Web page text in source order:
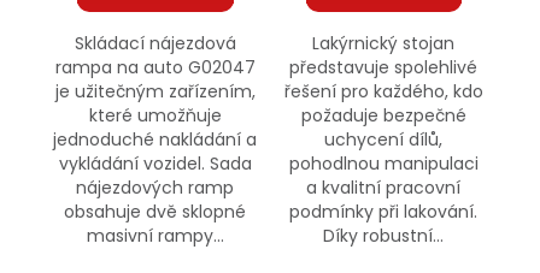
Skládací nájezdová
rampa na auto G02047
je užitečným zařízením,
které umožňuje
jednoduché nakládání a
vykládání vozidel. Sada
nájezdových ramp
obsahuje dvě sklopné
masivní rampy...
Lakýrnický stojan
představuje spolehlivé
řešení pro každého, kdo
požaduje bezpečné
uchycení dílů,
pohodlnou manipulaci
a kvalitní pracovní
podmínky při lakování.
Díky robustní...